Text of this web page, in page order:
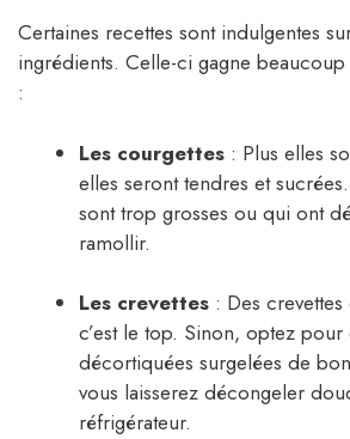
Certaines recettes sont indulgentes
ingrédients. Celle-ci gagne
:
Les courgettes : Plus elles
elles seront tendres et
sont trop grosses ou qui ont
ramollir.
Les crevettes : Des
c’est le top. Sinon, optez pour
décortiquées surgelées de
vous laisserez décongeler
réfrigérateur.